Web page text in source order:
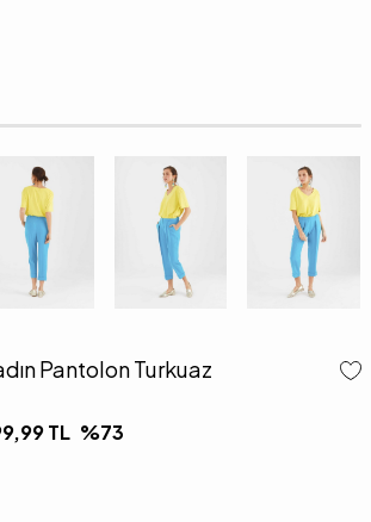
Pantolon Turkuaz
TL %73